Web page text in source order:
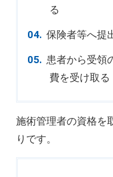
る
保険者等へ提
患者から受領
費を受け取る
施術管理者の資格を
りです。